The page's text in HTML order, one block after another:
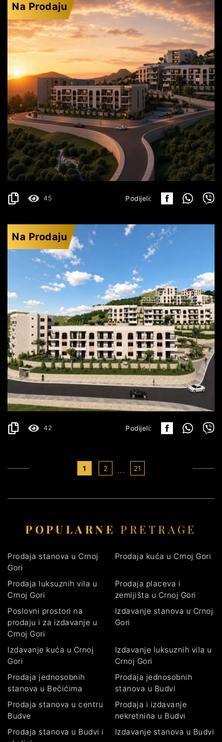
Na Prodaju
BUDVA
171.756€
47.71 m2
DETALJI
45 Podijeli:
Na Prodaju
BUDVA
171.180€
47.55 m
DETALJI
42 Podijeli:
1 2 ... 21
POPULARNE PRETRAGE
Prodaja stanova u Crnoj
Gori
Prodaja kuća u Crnoj Gori
Prodaja luksuznih vila u
Crnoj Gori
Prodaja placeva i
zemljišta u Crnoj Gori
Poslovni prostori na
prodaju i za izdavanje u
Crnoj Gori
Izdavanje stanova u Crnoj
Gori
Izdavanje kuća u Crnoj
Gori
Izdavanje luksuznih vila u
Crnoj Gori
Prodaja jednosobnih
stanova u Bečićima
Prodaja jednosobnih
stanova u Budvi
Prodaja stanova u centru
Budve
Prodaja i izdavanje
nekretnina u Budvi
Prodaja stanova u Budvi i
Izdavanje stanova u Budvi